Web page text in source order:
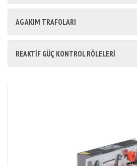
AG AKIM TRAFOLARI
REAKTİF GÜÇ KONTROL RÖLELERİ